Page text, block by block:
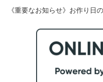
《重要なお知らせ》お作り日